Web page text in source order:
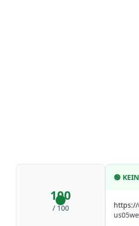
100
/ 100
🟢
https://